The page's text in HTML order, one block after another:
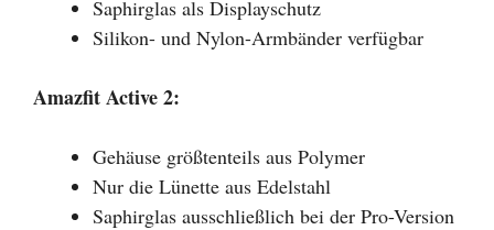
Saphirglas als Displayschutz
Silikon- und Nylon-Armbänder verfügbar
Amazfit Active 2:
Gehäuse größtenteils aus Polymer
Nur die Lünette aus Edelstahl
Saphirglas ausschließlich bei der Pro-Version